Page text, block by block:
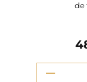
de